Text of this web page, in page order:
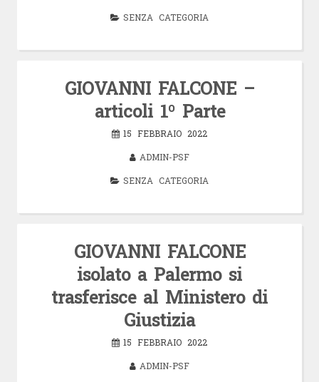
SENZA CATEGORIA
GIOVANNI FALCONE –
articoli 1º Parte
15 FEBBRAIO 2022
ADMIN-PSF
SENZA CATEGORIA
GIOVANNI FALCONE
isolato a Palermo si
trasferisce al Ministero di
Giustizia
15 FEBBRAIO 2022
ADMIN-PSF